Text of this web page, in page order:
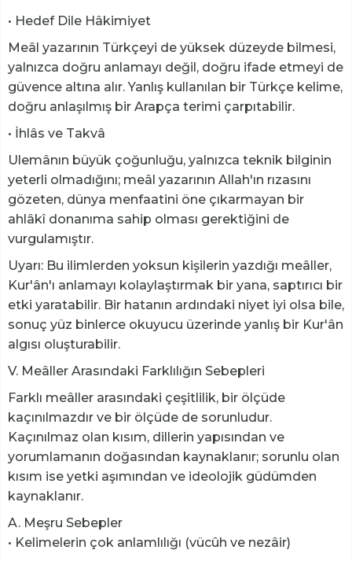
• Hedef Dile Hâkimiyet
Meâl yazarının Türkçeyi de yüksek düzeyde bilmesi,
yalnızca doğru anlamayı değil, doğru ifade etmeyi de
güvence altına alır. Yanlış kullanılan bir Türkçe kelime,
doğru anlaşılmış bir Arapça terimi çarpıtabilir.
• İhlâs ve Takvâ
Ulemânın büyük çoğunluğu, yalnızca teknik bilginin
yeterli olmadığını; meâl yazarının Allah'ın rızasını
gözeten, dünya menfaatini öne çıkarmayan bir
ahlâkî donanıma sahip olması gerektiğini de
vurgulamıştır.
Uyarı: Bu ilimlerden yoksun kişilerin yazdığı meâller,
Kur'ân'ı anlamayı kolaylaştırmak bir yana, saptırıcı bir
etki yaratabilir. Bir hatanın ardındaki niyet iyi olsa bile,
sonuç yüz binlerce okuyucu üzerinde yanlış bir Kur'ân
algısı oluşturabilir.
V. Meâller Arasındaki Farklılığın Sebepleri
Farklı meâller arasındaki çeşitlilik, bir ölçüde
kaçınılmazdır ve bir ölçüde de sorunludur.
Kaçınılmaz olan kısım, dillerin yapısından ve
yorumlamanın doğasından kaynaklanır; sorunlu olan
kısım ise yetki aşımından ve ideolojik güdümden
kaynaklanır.
A. Meşru Sebepler
• Kelimelerin çok anlamlılığı (vücûh ve nezâir)